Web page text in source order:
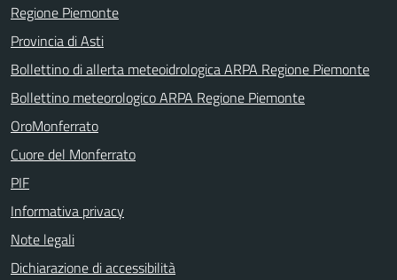
Regione Piemonte
Provincia di Asti
Bollettino di allerta meteoidrologica ARPA Regione Piemonte
Bollettino meteorologico ARPA Regione Piemonte
OroMonferrato
Cuore del Monferrato
PIF
Informativa privacy
Note legali
Dichiarazione di accessibilità